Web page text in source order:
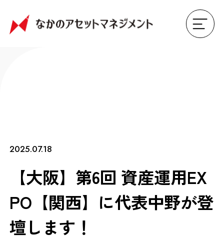
2025.07.18
【大阪】第6回 資産運用EX
PO【関西】に代表中野が登
壇します！